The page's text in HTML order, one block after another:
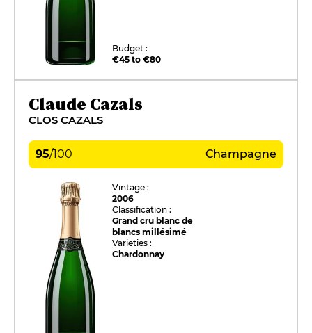
Budget :
€45 to €80
Claude Cazals
CLOS CAZALS
95/100 Champagne
Vintage :
2006
Classification :
Grand cru blanc de
blancs millésimé
Varieties :
Chardonnay